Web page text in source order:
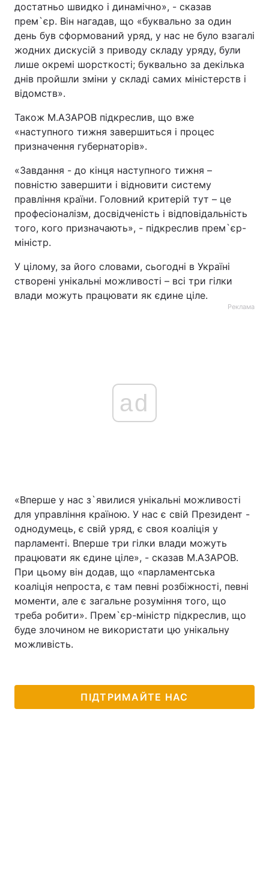
достатньо швидко і динамічно», - сказав
прем`єр. Він нагадав, що «буквально за один
день був сформований уряд, у нас не було взагалі
жодних дискусій з приводу складу уряду, були
лише окремі шорсткості; буквально за декілька
днів пройшли зміни у складі самих міністерств і
відомств».
Також М.АЗАРОВ підкреслив, що вже
«наступного тижня завершиться і процес
призначення губернаторів».
«Завдання - до кінця наступного тижня –
повністю завершити і відновити систему
правління країни. Головний критерій тут – це
професіоналізм, досвідченість і відповідальність
того, кого призначають», - підкреслив прем`єр-
міністр.
У цілому, за його словами, сьогодні в Україні
створені унікальні можливості – всі три гілки
влади можуть працювати як єдине ціле.
Реклама
ad
«Вперше у нас з`явилися унікальні можливості
для управління країною. У нас є свій Президент -
однодумець, є свій уряд, є своя коаліція у
парламенті. Вперше три гілки влади можуть
працювати як єдине ціле», - сказав М.АЗАРОВ.
При цьому він додав, що «парламентська
коаліція непроста, є там певні розбіжності, певні
моменти, але є загальне розуміння того, що
треба робити». Прем`єр-міністр підкреслив, що
буде злочином не використати цю унікальну
можливість.
ПІДТРИМАЙТЕ НАС